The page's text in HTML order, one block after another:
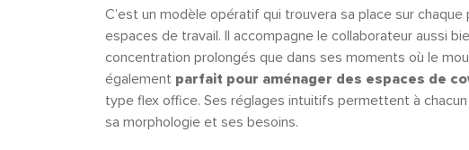
C’est un modèle opératif qui trouvera sa place sur
espaces de travail. Il accompagne le collaborateur aussi
concentration prolongés que dans ses moments où le
également parfait pour aménager des espaces de
type flex office. Ses réglages intuitifs permettent à
sa morphologie et ses besoins.